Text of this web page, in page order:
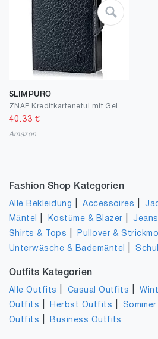
SLIMPURO
40.33 €
Amazon
Fashion Shop Kategorien
Alle Bekleidung |Accessoires |
Mäntel Kostüme & Blazer |Jeans
Shirts & Tops Pullover &
Unterwäsche & Bademäntel |
Outfits Kategorien
Alle Outfits Casual Outfits |
Outfits
Herbst Outfits
Outfits
Business Outfits